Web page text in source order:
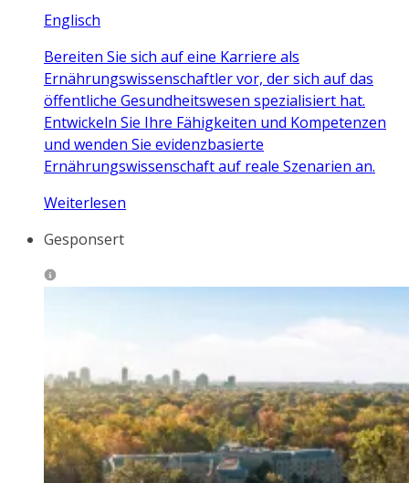
Englisch
Bereiten Sie sich auf eine Karriere als
Ernährungswissenschaftler vor, der sich auf das
öffentliche Gesundheitswesen spezialisiert hat.
Entwickeln Sie Ihre Fähigkeiten und Kompetenzen
und wenden Sie evidenzbasierte
Ernährungswissenschaft auf reale Szenarien an.
Weiterlesen
Gesponsert